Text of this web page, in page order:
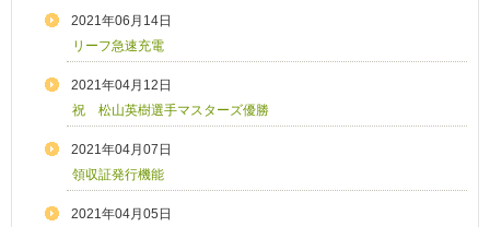
2021年06月14日
リーフ急速充電
2021年04月12日
祝 松山英樹選手マスターズ優勝
2021年04月07日
領収証発行機能
2021年04月05日